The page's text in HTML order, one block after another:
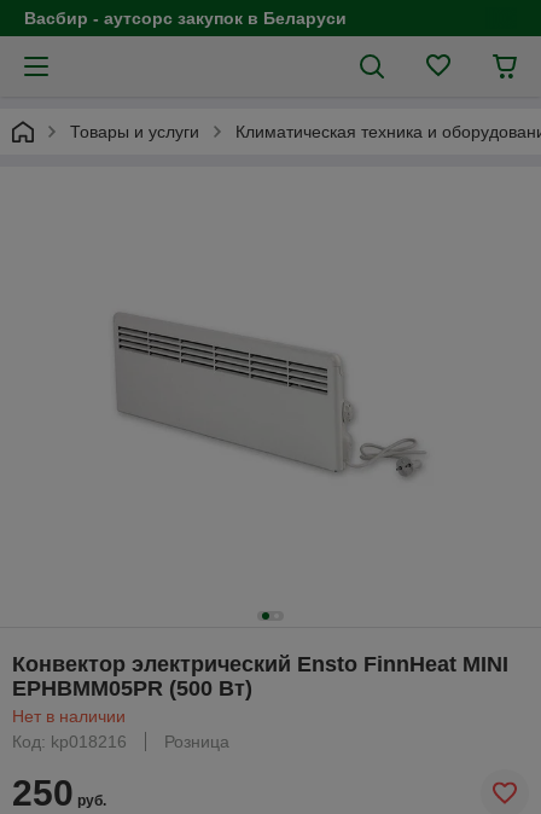
Васбир - аутсорс закупок в Беларуси
Товары и услуги Климатическая техника и
Конвектор электрический Ensto FinnHeat MINI
EPHBMM05PR (500 Вт)
Нет в наличии
Код: kp018216
Розница
250 руб.